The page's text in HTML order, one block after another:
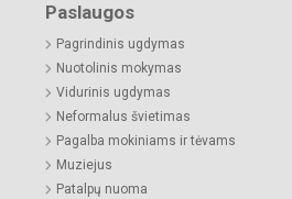
Paslaugos
Pagrindinis ugdymas
Nuotolinis mokymas
Vidurinis ugdymas
Neformalus švietimas
Pagalba mokiniams ir tėvams
Muziejus
Patalpų nuoma